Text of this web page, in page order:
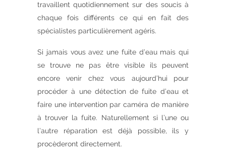
travaillent quotidiennement sur des soucis à
chaque fois différents ce qui en fait des
spécialistes particulièrement agéris.
Si jamais vous avez une fuite d’eau mais qui
se trouve ne pas être visible ils peuvent
encore venir chez vous aujourd’hui pour
procéder à une détection de fuite d’eau et
faire une intervention par caméra de manière
à trouver la fuite. Naturellement si l’une ou
l’autre réparation est déjà possible, ils y
procèderont directement.